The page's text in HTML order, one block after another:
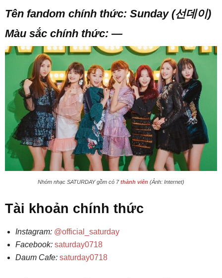
Tên fandom chính thức: Sunday (선데이)
Màu sắc chính thức: —
Nhóm nhạc SATURDAY gồm có 7thành viên (Ảnh: Internet)
Tài khoản chính thức
Instagram: @official_saturday
Facebook: saturday0718
Daum Cafe: saturday0718